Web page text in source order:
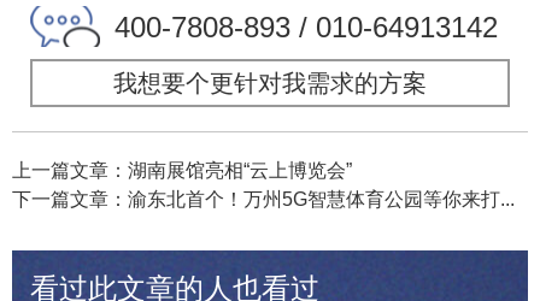
400-7808-893 / 010-64913142
我想要个更针对我需求的方案
上一篇文章：湖南展馆亮相“云上博览会”
下一篇文章：渝东北首个！万州5G智慧体育公园等你来打...
看过此文章的人也看过